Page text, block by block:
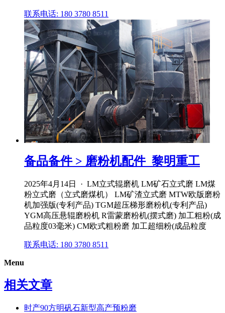
联系电话: 180 3780 8511
备品备件 > 磨粉机配件_黎明重工
2025年4月14日 · LM立式辊磨机 LM矿石立式磨 LM煤
粉立式磨（立式磨煤机） LM矿渣立式磨 MTW欧版磨粉
机加强版(专利产品) TGM超压梯形磨粉机(专利产品)
YGM高压悬辊磨粉机 R雷蒙磨粉机(摆式磨) 加工粗粉(成
品粒度03毫米) CM欧式粗粉磨 加工超细粉(成品粒度
联系电话: 180 3780 8511
Menu
相关文章
时产90方明矾石新型高产预粉磨